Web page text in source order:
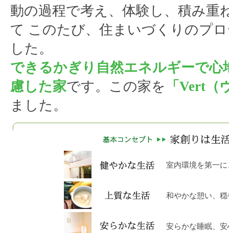
動の過程で考え、体験し、積み重
て このたび、住まいづくりのプ
した。
できるかぎり自然エネルギーで
慮した家です。この家を 「Vert（
ました。
室内環境を第一
和やかな憩い、
安らかな睡眠、